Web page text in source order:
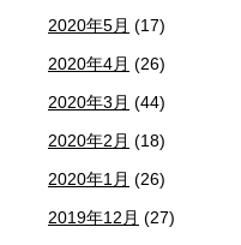
2020年5月 (17)
2020年4月 (26)
2020年3月 (44)
2020年2月 (18)
2020年1月 (26)
2019年12月 (27)